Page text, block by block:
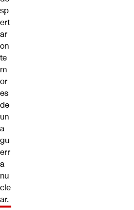
sp
ert
ar
on
te
m
or
es
de
un
a
gu
err
a
nu
cle
ar.